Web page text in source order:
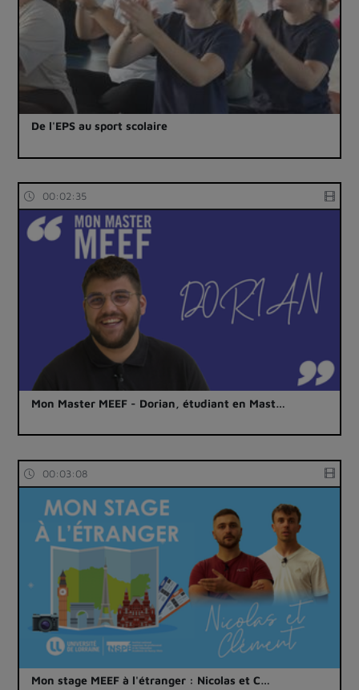
De l'EPS au sport scolaire
00:02:35
Mon Master MEEF - Dorian, étudiant en Mast…
00:03:08
Mon stage MEEF à l'étranger : Nicolas et C…